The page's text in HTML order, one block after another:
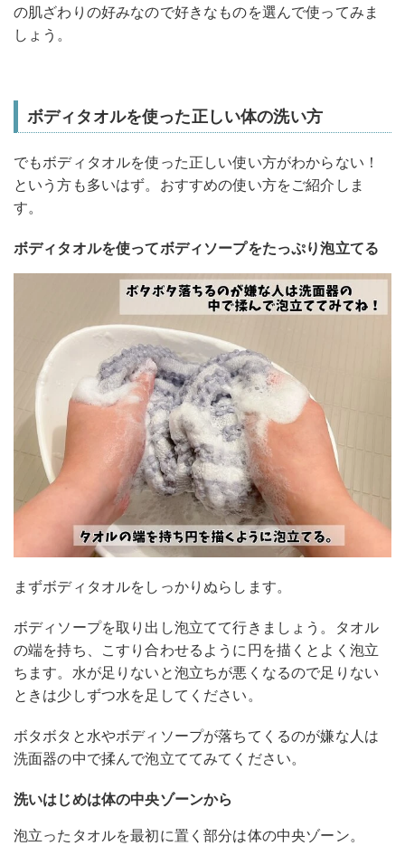
の肌ざわりの好みなので好きなものを選んで使ってみま
しょう。
ボディタオルを使った正しい体の洗い方
でもボディタオルを使った正しい使い方がわからない！
という方も多いはず。おすすめの使い方をご紹介しま
す。
ボディタオルを使ってボディソープをたっぷり泡立てる
まずボディタオルをしっかりぬらします。
ボディソープを取り出し泡立てて行きましょう。タオル
の端を持ち、こすり合わせるように円を描くとよく泡立
ちます。水が足りないと泡立ちが悪くなるので足りない
ときは少しずつ水を足してください。
ボタボタと水やボディソープが落ちてくるのが嫌な人は
洗面器の中で揉んで泡立ててみてください。
洗いはじめは体の中央ゾーンから
泡立ったタオルを最初に置く部分は体の中央ゾーン。